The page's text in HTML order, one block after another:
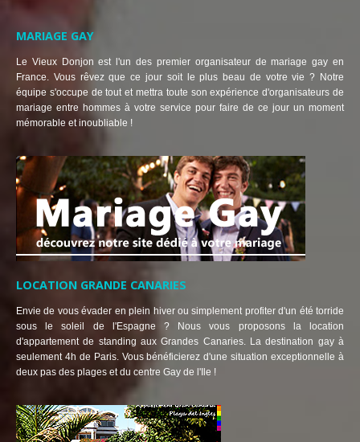
MARIAGE GAY
Le Vieux Donjon est l'un des premier organisateur de mariage gay en
France. Vous rêvez que ce jour soit le plus beau de votre vie ? Notre
équipe s'occupe de tout et mettra toute son expérience d'organisateurs de
mariage entre hommes à votre service pour faire de ce jour un moment
mémorable et inoubliable !
LOCATION GRANDE CANARIES
Envie de vous évader en plein hiver ou simplement profiter d'un été torride
sous le soleil de l'Espagne ? Nous vous proposons la location
d'appartement de standing aux Grandes Canaries. La destination gay à
seulement 4h de Paris. Vous bénéficierez d'une situation exceptionnelle à
deux pas des plages et du centre Gay de l'Ile !